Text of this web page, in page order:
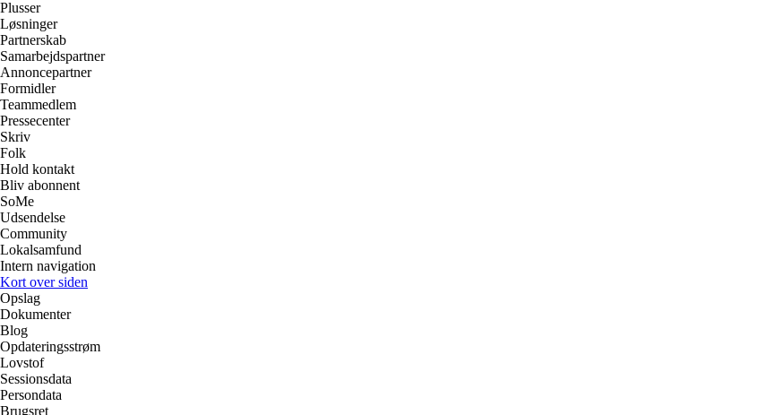
Plusser
Løsninger
Partnerskab
Samarbejdspartner
Annoncepartner
Formidler
Teammedlem
Pressecenter
Skriv
Folk
Hold kontakt
Bliv abonnent
SoMe
Udsendelse
Community
Lokalsamfund
Intern navigation
Kort over siden
Opslag
Dokumenter
Blog
Opdateringsstrøm
Lovstof
Sessionsdata
Persondata
Brugsret